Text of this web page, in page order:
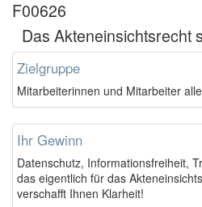
F00626
Das Akteneinsichtsrecht
Zielgruppe
Mitarbeiterinnen und Mitarbeiter
Ihr Gewinn
Datenschutz, Informationsfreiheit,
das eigentlich für das
verschafft Ihnen Klarheit!